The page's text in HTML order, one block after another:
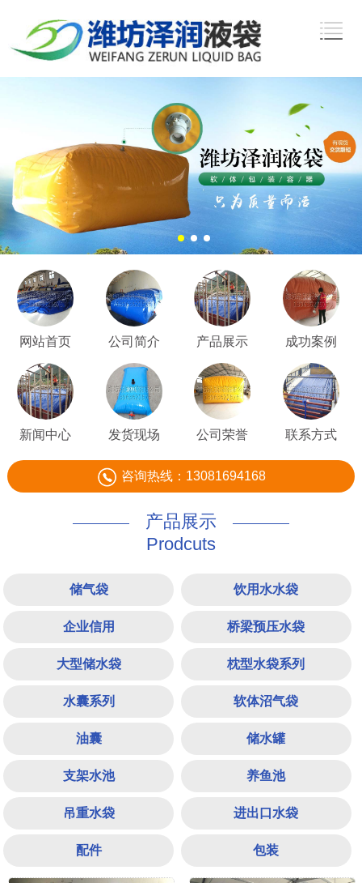
2 3
网站首页 公司简介 产品展示 成功案例
新闻中心 发货现场 公司荣誉 联系方式
咨询热线：13081694168
产品展示
Prodcuts
储气袋 饮用水水袋
企业信用 桥梁预压水袋
大型储水袋 枕型水袋系列
水囊系列 软体沼气袋
油囊 储水罐
支架水池 养鱼池
吊重水袋 进出口水袋
配件 包装